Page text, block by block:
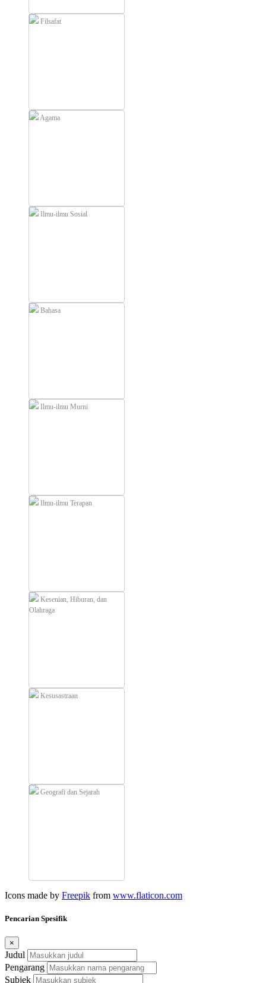
Filsafat
Agama
Ilmu-ilmu Sosial
Bahasa
Ilmu-ilmu Murni
Ilmu-ilmu Terapan
Kesenian, Hiburan, dan
Olahraga
Kesusastraan
Geografi dan Sejarah
Icons made by Freepik from www.flaticon.com
Pencarian Spesifik
×
Judul
Pengarang
Subjek